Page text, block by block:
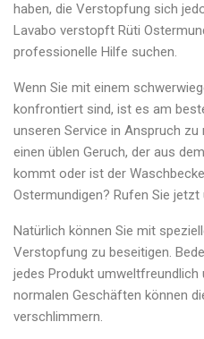
haben, die Verstopfung sich
Lavabo verstopft Rüti
professionelle Hilfe suchen.
Wenn Sie mit einem
konfrontiert sind, ist es am
unseren Service in Anspruch
einen üblen Geruch, der aus
kommt oder ist der
Ostermundigen? Rufen Sie jetzt
Natürlich können Sie mit
Verstopfung zu beseitigen.
jedes Produkt umweltfreundlich
normalen Geschäften können
verschlimmern.